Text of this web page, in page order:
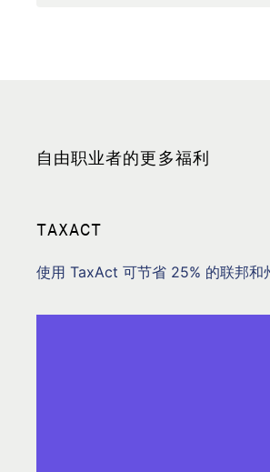
自由职业者的更多福利
TAXACT
使用 TaxAct 可节省 25% 的联邦和